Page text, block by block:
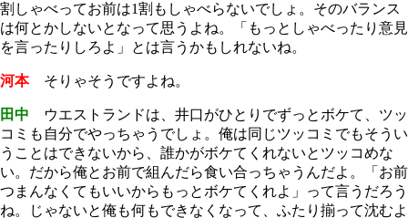
割しゃべってお前は1割もしゃべらないでしょ。そのバランス
は何とかしないとなって思うよね。「もっとしゃべったり意見
を言ったりしろよ」とは言うかもしれないね。
河本そりゃそうですよね。
田中 ウエストランドは、井口がひとりでずっとボケて、ツッ
コミも自分でやっちゃうでしょ。俺は同じツッコミでもそうい
うことはできないから、誰かがボケてくれないとツッコめな
い。だから俺とお前で組んだら食い合っちゃうんだよ。「お前
つまんなくてもいいからもっとボケてくれよ」って言うだろう
ね。じゃないと俺も何もできなくなって、ふたり揃って沈むよ